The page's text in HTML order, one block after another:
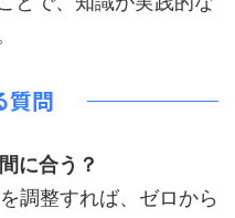
質問
に合う？
調整すれば、ゼロから